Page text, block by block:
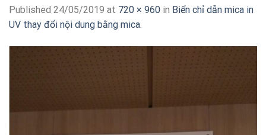
Published 24/05/2019 at 720 × 960 in Biển chỉ dẫn mica in
UV thay đổi nội dung bằng mica.